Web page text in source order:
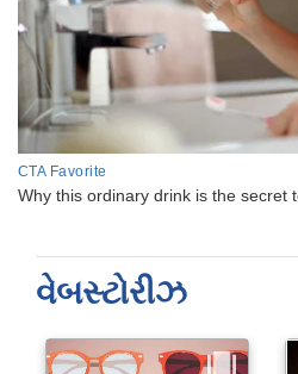
વેબસ્ટોરીઝ